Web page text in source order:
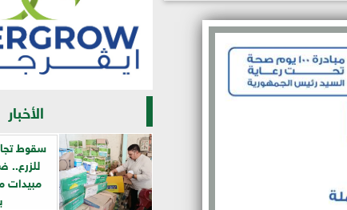
الأخبار
سقوط
مبيدات